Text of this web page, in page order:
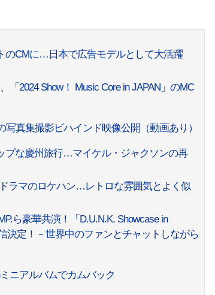
のCMに…日本で広告モデルとして大活躍
2024 Show！ Music Core in JAPAN」のMC
真集撮影ビハインド映像公開（動画あり）
プな慶州旅行…マイケル・ジャクソンの再
ラマのロケハン…レトロな雰囲気とよく似
ら豪華共演！「D.U.N.K. Showcase in
決定！－世界中のファンとチャットしながら
ニアルバムでカムバック